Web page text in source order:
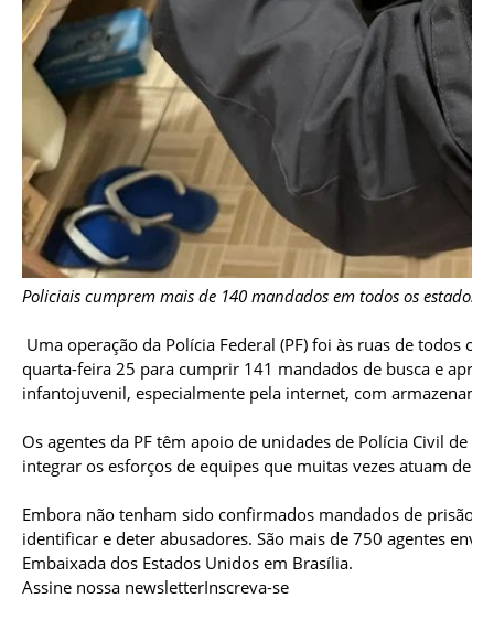
Policiais cumprem mais de 140 mandados em todos os estados
Uma operação da Polícia Federal (PF) foi às ruas de todos
quarta-feira 25 para cumprir 141 mandados de busca e
infantojuvenil, especialmente pela internet, com
Os agentes da PF têm apoio de unidades de Polícia Civil de
integrar os esforços de equipes que muitas vezes atuam
Embora não tenham sido confirmados mandados de prisão
identificar e deter abusadores. São mais de 750 agentes
Embaixada dos Estados Unidos em Brasília.
Assine nossa newsletterInscreva-se